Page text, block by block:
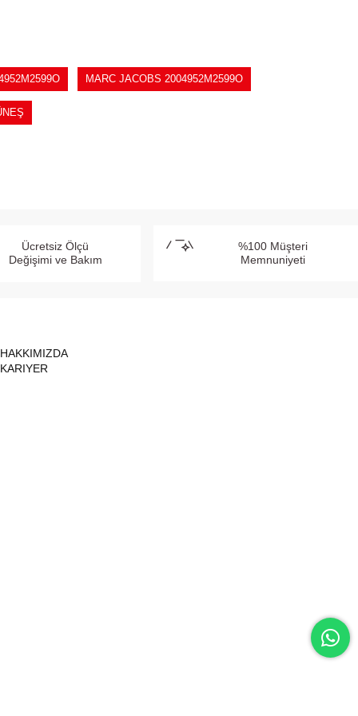
MARC JACOBS 2004952M2599O
Ücretsiz Ölçü
Değişimi ve Bakım
%100 Müşteri
Memnuniyeti
HAKKIMIZDA
KARIYER